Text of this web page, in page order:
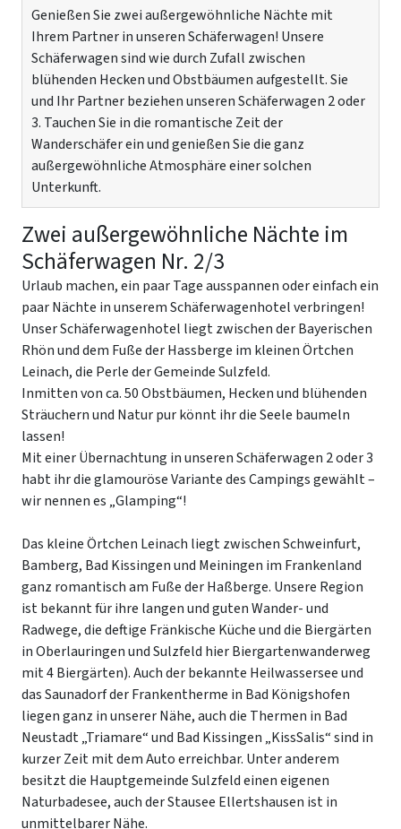
Genießen Sie zwei außergewöhnliche Nächte mit
Ihrem Partner in unseren Schäferwagen! Unsere
Schäferwagen sind wie durch Zufall zwischen
blühenden Hecken und Obstbäumen aufgestellt. Sie
und Ihr Partner beziehen unseren Schäferwagen 2 oder
3. Tauchen Sie in die romantische Zeit der
Wanderschäfer ein und genießen Sie die ganz
außergewöhnliche Atmosphäre einer solchen
Unterkunft.
Zwei außergewöhnliche Nächte im
Schäferwagen Nr. 2/3
Urlaub machen, ein paar Tage ausspannen oder einfach ein
paar Nächte in unserem Schäferwagenhotel verbringen!
Unser Schäferwagenhotel liegt zwischen der Bayerischen
Rhön und dem Fuße der Hassberge im kleinen Örtchen
Leinach, die Perle der Gemeinde Sulzfeld.
Inmitten von ca. 50 Obstbäumen, Hecken und blühenden
Sträuchern und Natur pur könnt ihr die Seele baumeln
lassen!
Mit einer Übernachtung in unseren Schäferwagen 2 oder 3
habt ihr die glamouröse Variante des Campings gewählt –
wir nennen es „Glamping“!
Das kleine Örtchen Leinach liegt zwischen Schweinfurt,
Bamberg, Bad Kissingen und Meiningen im Frankenland
ganz romantisch am Fuße der Haßberge. Unsere Region
ist bekannt für ihre langen und guten Wander- und
Radwege, die deftige Fränkische Küche und die Biergärten
in Oberlauringen und Sulzfeld hier Biergartenwanderweg
mit 4 Biergärten). Auch der bekannte Heilwassersee und
das Saunadorf der Frankentherme in Bad Königshofen
liegen ganz in unserer Nähe, auch die Thermen in Bad
Neustadt „Triamare“ und Bad Kissingen „KissSalis“ sind in
kurzer Zeit mit dem Auto erreichbar. Unter anderem
besitzt die Hauptgemeinde Sulzfeld einen eigenen
Naturbadesee, auch der Stausee Ellertshausen ist in
unmittelbarer Nähe.